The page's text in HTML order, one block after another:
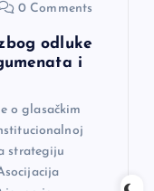
0 Comments
odluke
i
o glasačkim
strategiju